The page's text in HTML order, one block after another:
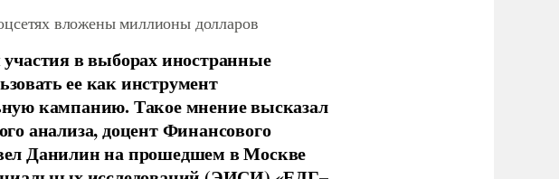
вложены миллионы долларов
в выборах иностранные
ее как инструмент
кампанию. Такое мнение высказал
анализа, доцент Финансового
Данилин на прошедшем в Москве